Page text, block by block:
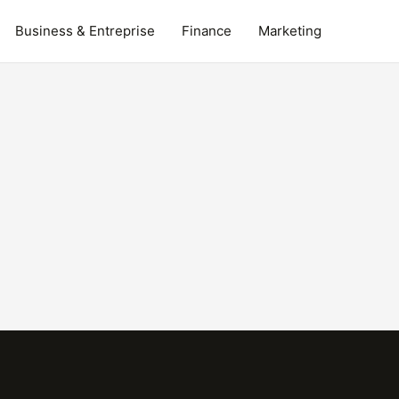
Business & Entreprise Finance Marketing